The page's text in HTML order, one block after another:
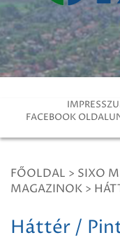
FACEBOOK
FŐOLDAL > SIXO
MAGAZINOK >
Háttér /